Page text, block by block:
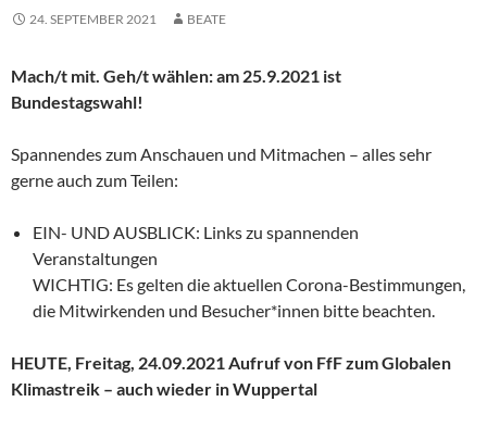
24. SEPTEMBER 2021 BEATE
Mach/t mit. Geh/t wählen: am 25.9.2021 ist
Bundestagswahl!
Spannendes zum Anschauen und Mitmachen – alles sehr
gerne auch zum Teilen:
EIN- UND AUSBLICK: Links zu spannenden
Veranstaltungen
WICHTIG: Es gelten die aktuellen Corona-Bestimmungen,
die Mitwirkenden und Besucher*innen bitte beachten.
HEUTE, Freitag, 24.09.2021 Aufruf von FfF zum Globalen
Klimastreik – auch wieder in Wuppertal